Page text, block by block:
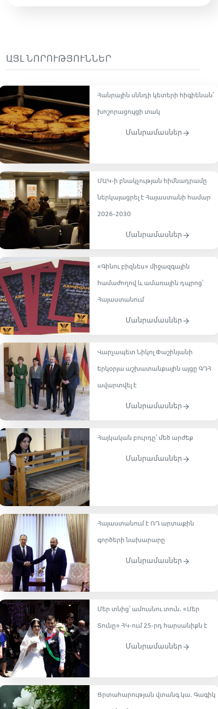
ԱՅԼ ՆՈՐՈՒԹՅՈՒՆՆԵՐ
Հանրային սննդի կետերի հիգիենան՝
խոշորացույցի տակ
Մանրամասներ
ՄԱԿ-ի բնակչության հիմնադրամը
ներկայացրել է Հայաստանի համար
2026-2030
Մանրամասներ
«Գինու բիզնես» միջազգային
համաժողով և ամառային դպրոց՝
Հայաստանում
Մանրամասներ
Վարչապետ Նիկոլ Փաշինյանի
երկօրյա աշխատանքային այցը ԳԴՀ
ավարտվել է
Մանրամասներ
Հայկական բուրդը՝ մեծ արժեք
Մանրամասներ
Հայաստանում է ՌԴ արտաքին
գործերի նախարարը
Մանրամասներ
Մեր տնից՝ ամուսնու տուն․ «Մեր
Տունը» ՀԿ-ում 25-րդ հարսանիքն է
Մանրամասներ
Ցրտահարության վտանգ կա. Գագիկ